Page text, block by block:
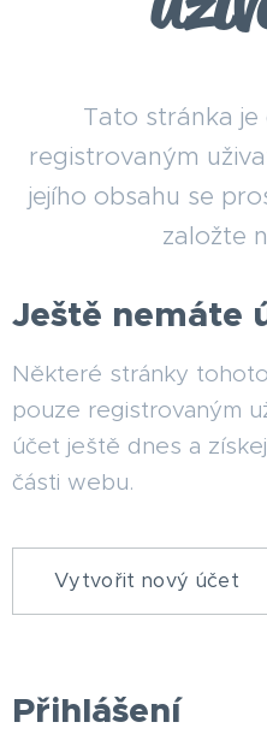
Tato stránka
registrovaným
jejího obsahu se
založte
Ještě nemáte
Některé stránky
pouze registrovaným
účet ještě dnes a
části webu.
Vytvořit nový účet
Přihlášení